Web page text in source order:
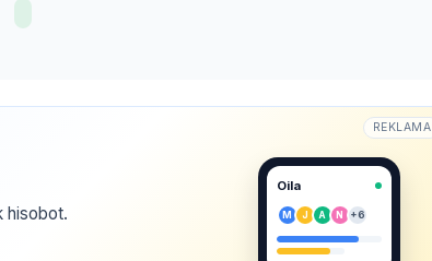
REKLAMA
hisobot.
Oila
M J A N +6